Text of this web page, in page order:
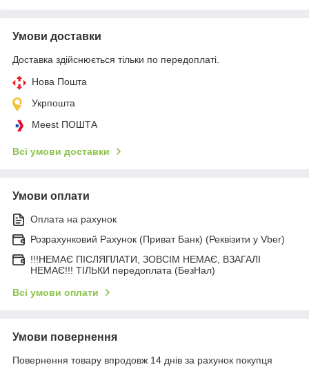
Умови доставки
Доставка здійснюється тільки по передоплаті.
Нова Пошта
Укрпошта
Meest ПОШТА
Всі умови доставки
Умови оплати
Оплата на рахунок
Розрахунковий Рахунок (Приват Банк) (Реквізити у Vber)
!!!НЕМАЄ ПІСЛЯПЛАТИ, ЗОВСІМ НЕМАЄ, ВЗАГАЛІ
НЕМАЄ!!! ТІЛЬКИ передоплата (БезНал)
Всі умови оплати
Умови повернення
Повернення товару впродовж 14 днів за рахунок покупця